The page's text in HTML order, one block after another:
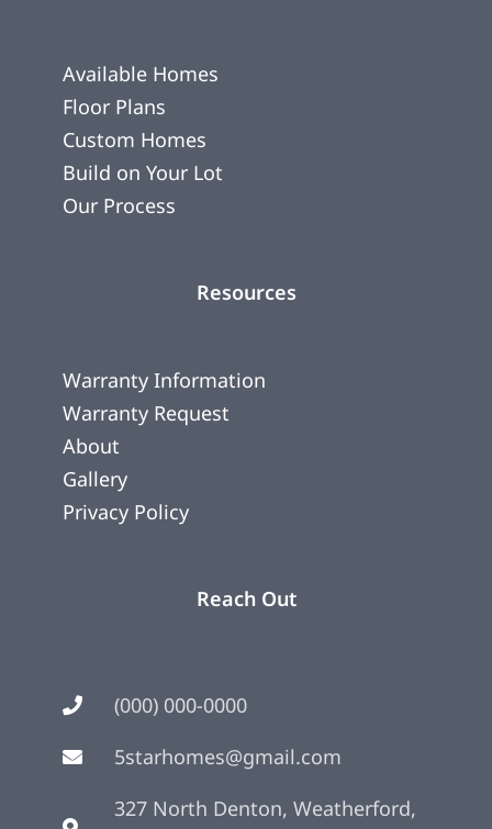
Available Homes
Floor Plans
Custom Homes
Build on Your Lot
Our Process
Resources
Warranty Information
Warranty Request
About
Gallery
Privacy Policy
Reach Out
(000) 000-0000
5starhomes@gmail.com
327 North Denton, Weatherford,